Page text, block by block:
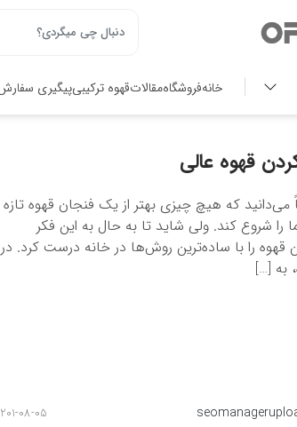
خانهفروشگاهمقالاتقهوه ترکیبیپیگیری
می‌دانید که هیچ چیزی بهتر از یک فنجان قهوه تازه
شروع کند. ولی شاید تا به حال به این فکر
قهوه را با ساده‌ترین روش‌ها در خانه درست کرد. در
به […]
seomanager
08-05